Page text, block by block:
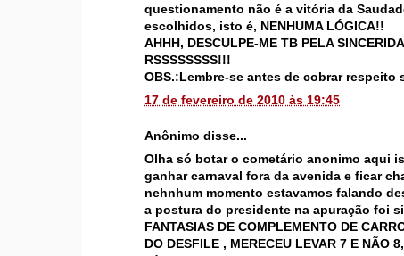
questionamento não é a vitória da
escolhidos, isto é, NENHUMA LÓGICA!!
AHHH, DESCULPE-ME TB PELA
RSSSSSSSS!!!
OBS.:Lembre-se antes de cobrar
17 de fevereiro de 2010 às 19:45
Anônimo disse...
Olha só botar o cometário anonimo aqui
ganhar carnaval fora da avenida e ficar
nehnhum momento estavamos falando
a postura do presidente na apuração foi
FANTASIAS DE COMPLEMENTO DE
DO DESFILE , MERECEU LEVAR 7 E